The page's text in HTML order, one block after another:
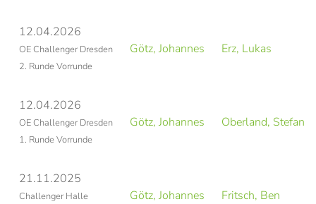
12.04.2026
OE Challenger Dresden
2. Runde Vorrunde
Götz, Johannes Erz, Lukas
12.04.2026
OE Challenger Dresden
1. Runde Vorrunde
Götz, Johannes Oberland, Stefan
21.11.2025
Challenger Halle
Götz, Johannes Fritsch, Ben